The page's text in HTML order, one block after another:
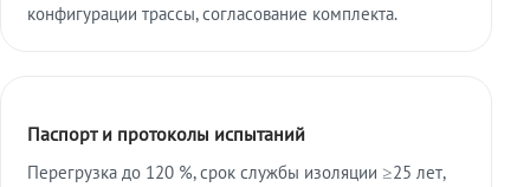
конфигурации трассы, согласование комплекта.
Паспорт и протоколы испытаний
Перегрузка до 120 %, срок службы изоляции ≥25 лет,